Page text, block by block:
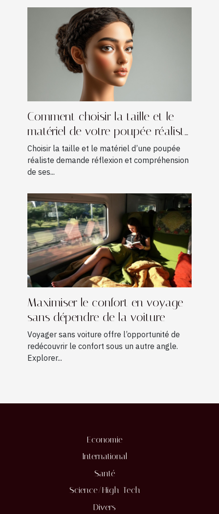
Comment choisir la taille et le
matériel de votre poupée réaliste
?
Choisir la taille et le matériel d’une poupée
réaliste demande réflexion et compréhension
de ses...
Maximiser le confort en voyage
sans dépendre de la voiture
Voyager sans voiture offre l’opportunité de
redécouvrir le confort sous un autre angle.
Explorer...
Economie
International
Santé
Science/High-Tech
Divers